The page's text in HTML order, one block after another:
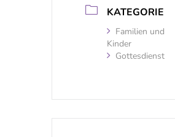
KATEGORIE
Familien und
Kinder
Gottesdienst